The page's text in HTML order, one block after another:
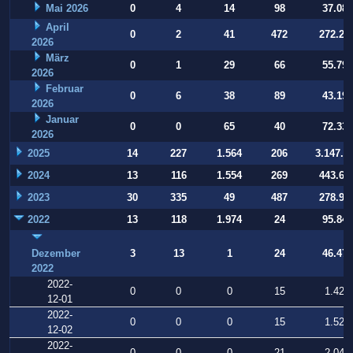
Mai 2026 0 4 14 98
37.084
April
2026
0 2 41 472
März
2026
0 1 29 66
55.794
Februar
2026
0 6 38 89
43.197
Januar
2026
0 0 65 40 72.332
2025 14 227 1.564 206
2024
13 116 1.554 269
2023
30 335 49 487
2022
13 118 1.974 24 95.847
Dezember
2022
3 13 1 24 46.470
2022-
12-01
0 0 0 15
1.422
2022-
12-02
0 0 0 15
1.527
2022-